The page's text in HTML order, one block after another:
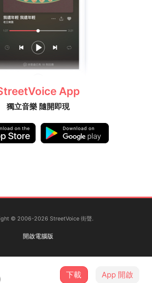
App
獨立音樂 隨開即現
© 2006-2026 StreetVoice 街聲.
開啟電腦版
下載 App 開啟